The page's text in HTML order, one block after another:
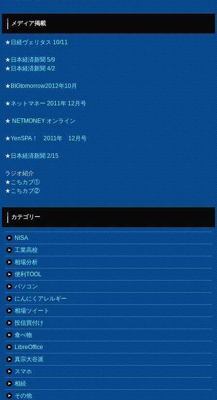
メディア掲載
★日経ヴェリタス 10/11
★日本経済新聞 5/9
★日本経済新聞 4/2
★BIGtomorrow2012年10月
★ネットマネー 2011年 12月号
★NETMONEY オンライン
★YenSPA！ 2011年 12月号
★日本経済新聞 2/15
ラジオ紹介
★こちカブ①
★こちカブ②
カテゴリー
NISA
工業高校
相場分析
便利TOOL
パソコン
にんにくアレルギー
相場ツイート
投信買付け
食べ物
LibreOffice
真宗大谷派
スマホ
相続
その他